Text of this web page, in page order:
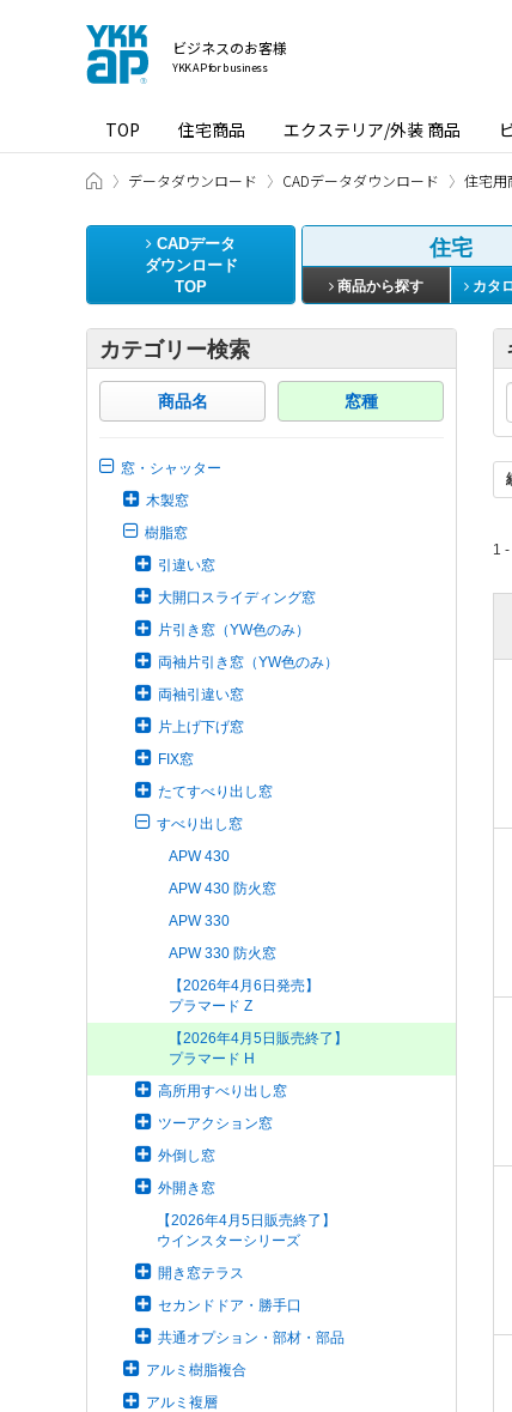
ビジネスのお客様
YKK AP for business
TOP 住宅商品 エクステリア/外装 商品
ビジネスのお客様 HOME
データダウンロード CADデータダウンロード 住宅用
CADデータ
ダウンロード
TOP
住宅
商品から探す カタ
カテゴリー検索
商品名 窓種
窓・シャッター
木製窓
樹脂窓
引違い窓
大開口スライディング窓
片引き窓（YW色のみ）
両袖片引き窓（YW色のみ）
両袖引違い窓
片上げ下げ窓
FIX窓
たてすべり出し窓
すべり出し窓
APW 430
APW 430 防火窓
APW 330
APW 330 防火窓
【2026年4月6日発売】
プラマード Z
【2026年4月5日販売終了】
プラマード H
高所用すべり出し窓
ツーアクション窓
外倒し窓
外開き窓
【2026年4月5日販売終了】
ウインスターシリーズ
開き窓テラス
セカンドドア・勝手口
共通オプション・部材・部品
アルミ樹脂複合
アルミ複層
1